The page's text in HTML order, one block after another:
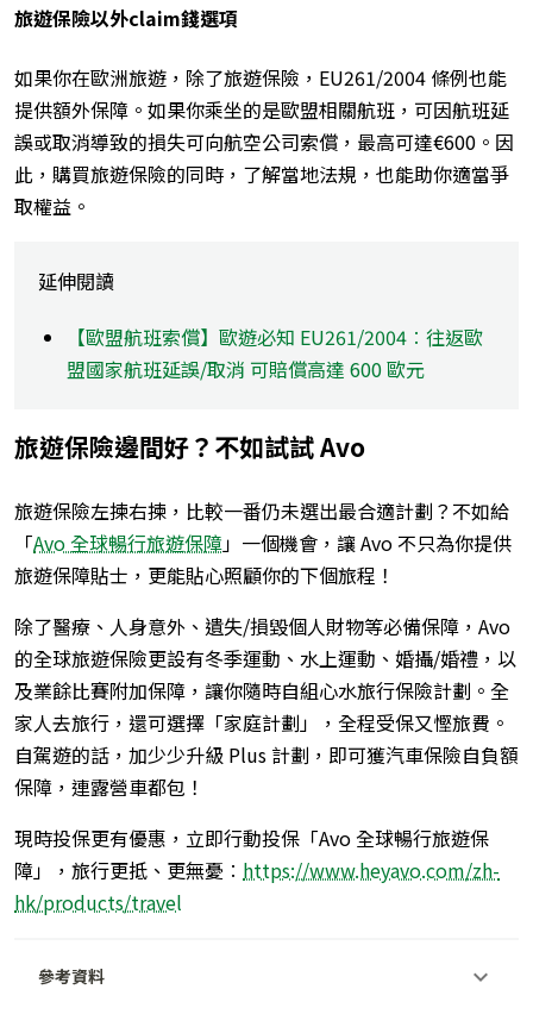
旅遊保險以外claim錢選項
如果你在歐洲旅遊，除了旅遊保險，EU261/2004 條例也能
提供額外保障。如果你乘坐的是歐盟相關航班，可因航班延
誤或取消導致的損失可向航空公司索償，最高可達€600。因
此，購買旅遊保險的同時，了解當地法規，也能助你適當爭
取權益。
延伸閱讀
【歐盟航班索償】歐遊必知 EU261/2004︰往返歐
盟國家航班延誤/取消 可賠償高達 600 歐元
旅遊保險邊間好？不如試試 Avo
旅遊保險左揀右揀，比較一番仍未選出最合適計劃？不如給
「Avo 全球暢行旅遊保障」一個機會，讓 Avo 不只為你提供
旅遊保障貼士，更能貼心照顧你的下個旅程！
除了醫療、人身意外、遺失/損毀個人財物等必備保障，Avo
的全球旅遊保險更設有冬季運動、水上運動、婚攝/婚禮，以
及業餘比賽附加保障，讓你隨時自組心水旅行保險計劃。全
家人去旅行，還可選擇「家庭計劃」，全程受保又慳旅費。
自駕遊的話，加少少升級 Plus 計劃，即可獲汽車保險自負額
保障，連露營車都包！
現時投保更有優惠，立即行動投保「Avo 全球暢行旅遊保
障」，旅行更抵、更無憂︰ https://www.heyavo.com/zh-
hk/products/travel
參考資料